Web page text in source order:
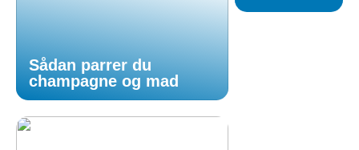
Sådan parrer du
champagne og mad